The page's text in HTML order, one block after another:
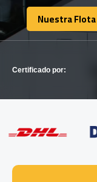
FLOTA
Nuestra Flota
Nuestra Flota
Certificado por: